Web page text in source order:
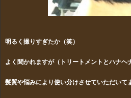
明るく撮りすぎたか（笑）
よく聞かれますが（トリートメントとハナヘ
髪質や悩みにより使い分けさせていただいて